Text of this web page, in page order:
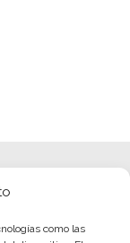
como las